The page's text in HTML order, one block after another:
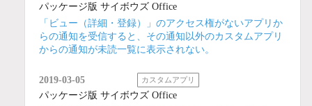
パッケージ版 サイボウズ Office
「ビュー（詳細・登録）」のアクセス権がないアプリか
らの通知を受信すると、その通知以外のカスタムアプリ
からの通知が未読一覧に表示されない。
2019-03-05 カスタムアプリ
パッケージ版 サイボウズ Office